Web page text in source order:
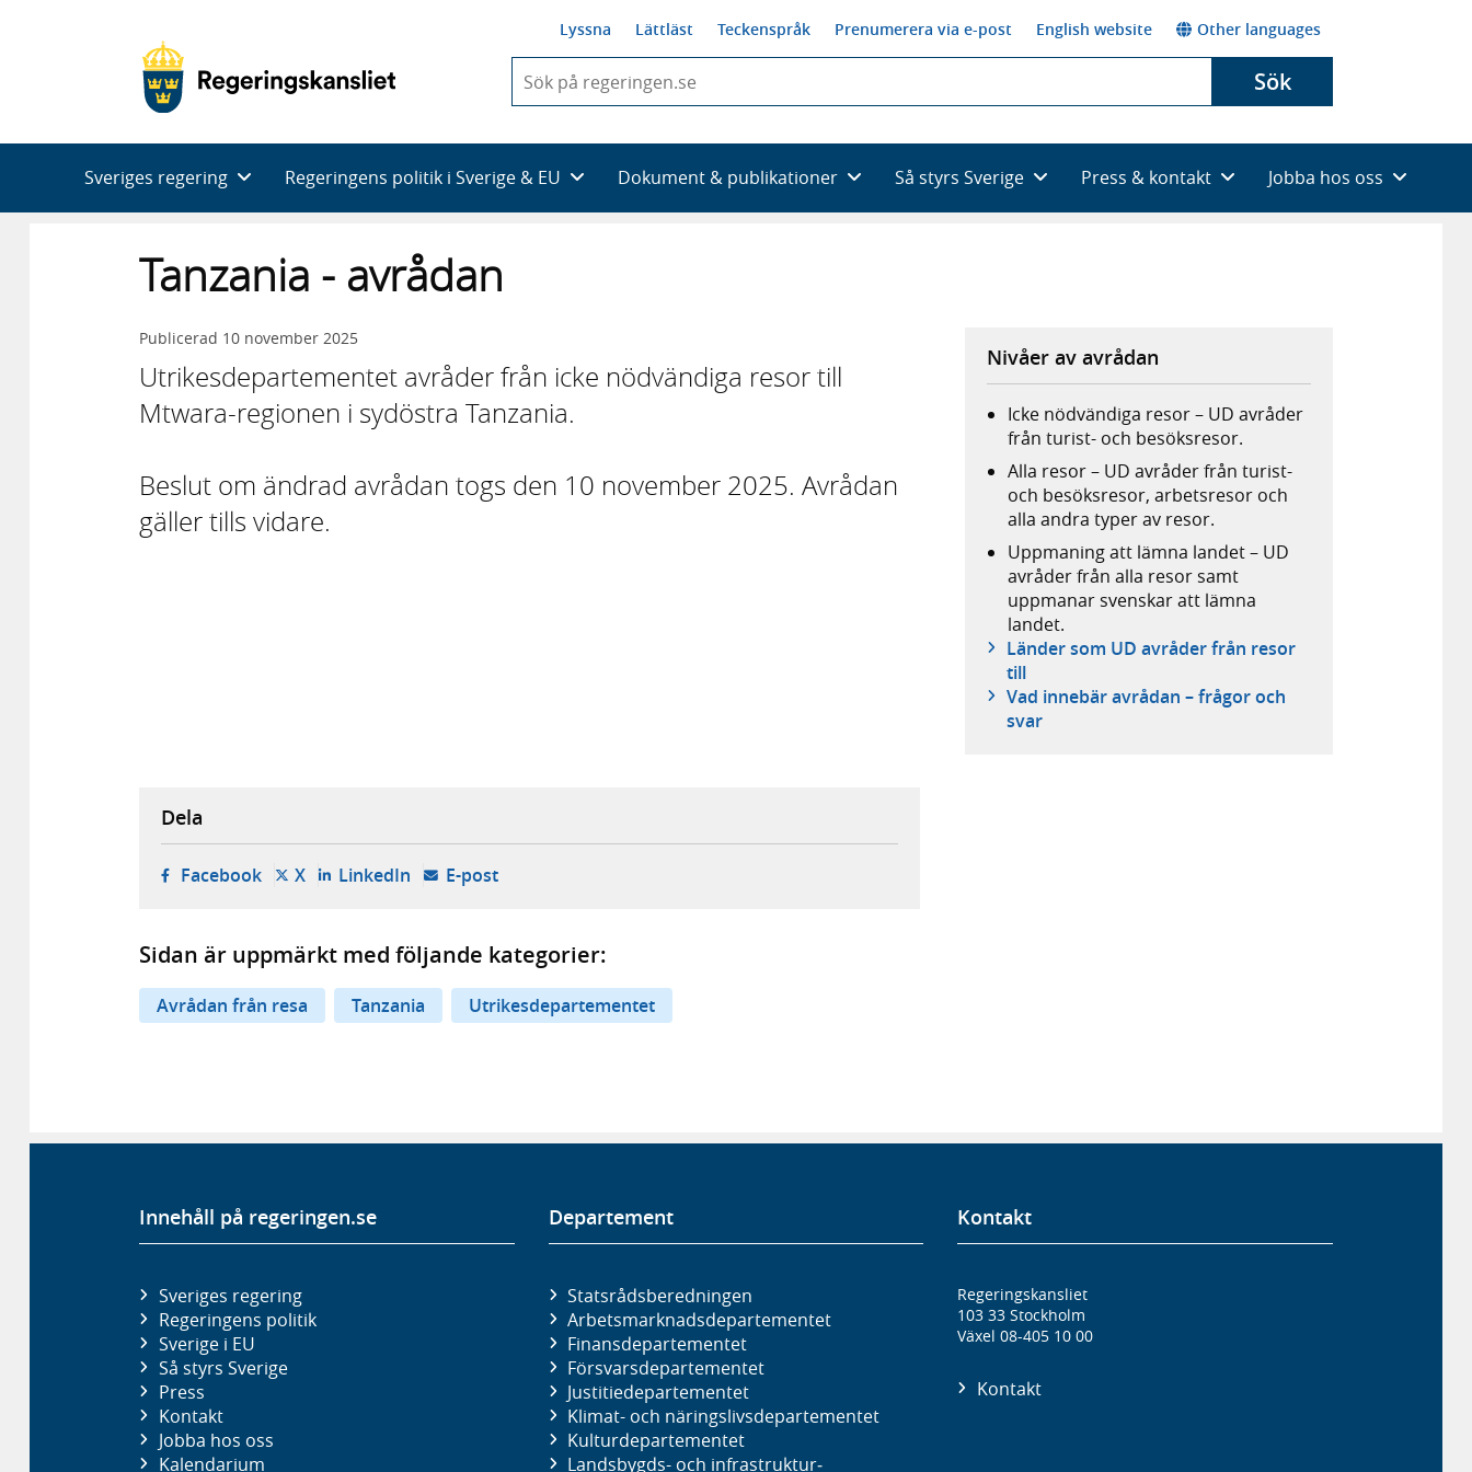
Lyssna Lättläst Teckenspråk Prenumerera via e-post English website Other languages
du
skriva
framträder
en
Sök
Sveriges regering Regeringens politik i Sverige & EU Dokument & publikationer Så styrs Sverige Press & kontakt Jobba hos oss
Tanzania - avrådan
Publicerad 10 november 2025
Utrikesdepartementet avråder från icke nödvändiga resor till
Mtwara-regionen i sydöstra Tanzania.
Beslut om ändrad avrådan togs den 10 november 2025. Avrådan
gäller tills vidare.
Nivåer av avrådan
Icke nödvändiga resor – UD avråder
från turist- och besöksresor.
Alla resor – UD avråder från turist-
och besöksresor, arbetsresor och
alla andra typer av resor.
Uppmaning att lämna landet – UD
avråder från alla resor samt
uppmanar svenskar att lämna
landet.
Länder som UD avråder från resor
till
Vad innebär avrådan – frågor och
svar
Dela
Facebook- öppnas i ny flik, extern webbplats,
X- öppnas i ny flik, extern webbplats,
LinkedIn- öppnas i ny flik, extern webbplats,
E-post- öppnar din e-postklient,
Sidan är uppmärkt med följande kategorier:
Avrådan från resa Tanzania Utrikesdepartementet
Innehåll på regeringen.se
Sveriges regering
Regeringens politik
Sverige i EU
Så styrs Sverige
Press
Kontakt
Jobba hos oss
Kalendarium
Departement
Statsrådsberedningen
Arbetsmarknads­departementet
Finans­departementet
Försvars­departementet
Justitie­departementet
Klimat- och näringslivs­departementet
Kultur­departementet
Landsbygds- och infrastruktur­
Kontakt
Regeringskansliet
103 33 Stockholm
Växel 08-405 10 00
Kontakt